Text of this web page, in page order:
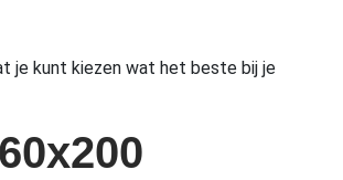
je kunt kiezen wat het beste bij je